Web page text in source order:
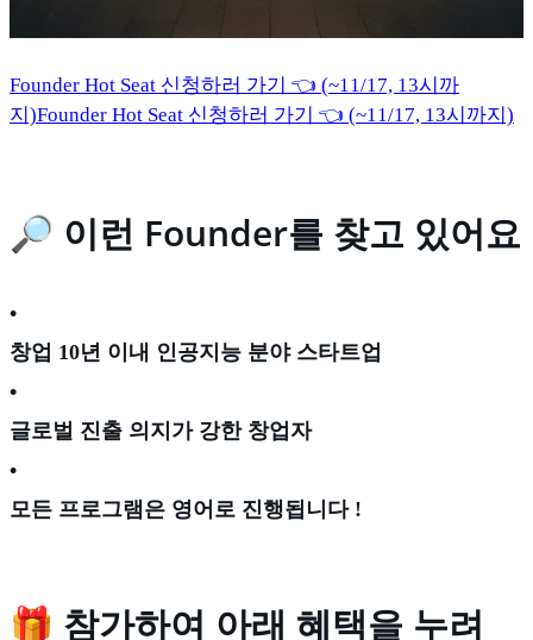
Founder Hot Seat 신청하러 가기 👈 (~11/17, 13시까
지)Founder Hot Seat 신청하러 가기 👈 (~11/17, 13시까지)
🔎 이런 Founder를 찾고 있어요
•
창업 10년 이내 인공지능 분야 스타트업
•
글로벌 진출 의지가 강한 창업자
•
모든 프로그램은 영어로 진행됩니다 !
🎁 참가하여 아래 혜택을 누려